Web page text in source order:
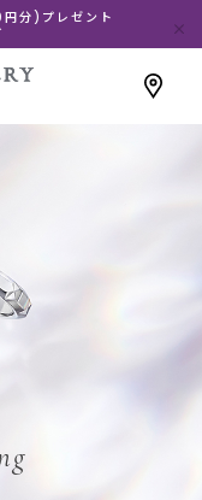
分)プレゼント